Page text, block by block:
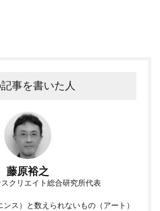
事を書いた人
藤原裕之
クリエイト総合研究所代表
ス）と数えられないもの（アート）